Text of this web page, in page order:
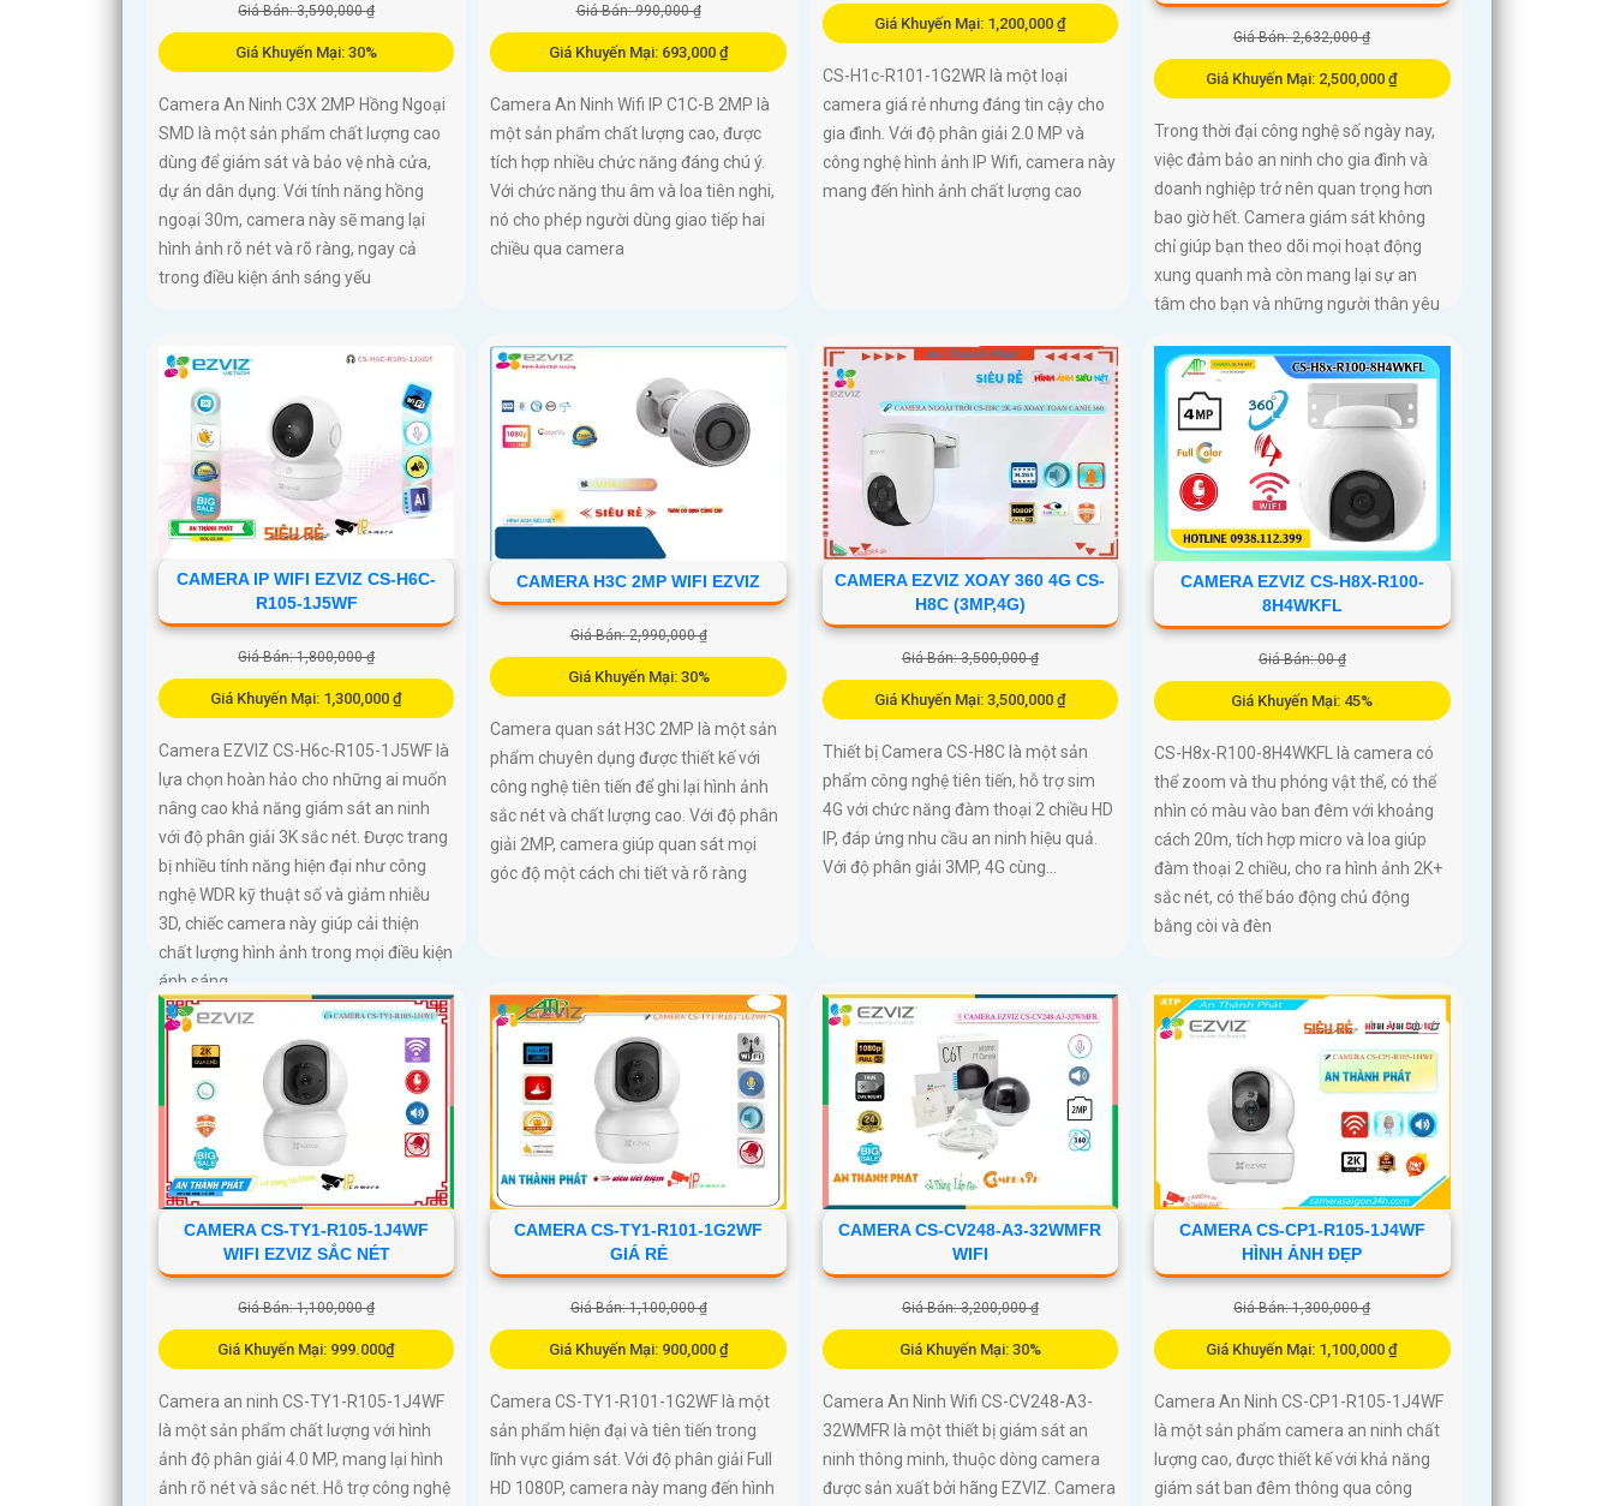
Giá Bán: 3,590,000 ₫
Giá Khuyến Mại: 30%
Camera An Ninh C3X 2MP Hồng Ngoại
SMD là một sản phẩm chất lượng cao
dùng để giám sát và bảo vệ nhà cửa,
dự án dân dụng. Với tính năng hồng
ngoại 30m, camera này sẽ mang lại
hình ảnh rõ nét và rõ ràng, ngay cả
trong điều kiện ánh sáng yếu
Giá Bán: 990,000 ₫
Giá Khuyến Mại: 693,000 ₫
Camera An Ninh Wifi IP C1C-B 2MP là
một sản phẩm chất lượng cao, được
tích hợp nhiều chức năng đáng chú ý.
Với chức năng thu âm và loa tiên nghi,
nó cho phép người dùng giao tiếp hai
chiều qua camera
Giá Khuyến Mại: 1,200,000 ₫
CS-H1c-R101-1G2WR là một loại
camera giá rẻ nhưng đáng tin cậy cho
gia đình. Với độ phân giải 2.0 MP và
công nghệ hình ảnh IP Wifi, camera này
mang đến hình ảnh chất lượng cao
Giá Bán: 2,632,000 ₫
Giá Khuyến Mại: 2,500,000 ₫
Trong thời đại công nghệ số ngày nay,
việc đảm bảo an ninh cho gia đình và
doanh nghiệp trở nên quan trọng hơn
bao giờ hết. Camera giám sát không
chỉ giúp bạn theo dõi mọi hoạt động
xung quanh mà còn mang lại sự an
tâm cho bạn và những người thân yêu
CAMERA IP WIFI EZVIZ CS-H6C-
R105-1J5WF
Giá Bán: 1,800,000 ₫
Giá Khuyến Mại: 1,300,000 ₫
Camera EZVIZ CS-H6c-R105-1J5WF là
lựa chọn hoàn hảo cho những ai muốn
nâng cao khả năng giám sát an ninh
với độ phân giải 3K sắc nét. Được trang
bị nhiều tính năng hiện đại như công
nghệ WDR kỹ thuật số và giảm nhiễu
3D, chiếc camera này giúp cải thiện
chất lượng hình ảnh trong mọi điều kiện
ánh sáng
CAMERA H3C 2MP WIFI EZVIZ
Giá Bán: 2,990,000 ₫
Giá Khuyến Mại: 30%
Camera quan sát H3C 2MP là một sản
phẩm chuyên dụng được thiết kế với
công nghệ tiên tiến để ghi lại hình ảnh
sắc nét và chất lượng cao. Với độ phân
giải 2MP, camera giúp quan sát mọi
góc độ một cách chi tiết và rõ ràng
CAMERA EZVIZ XOAY 360 4G CS-
H8C (3MP,4G)
Giá Bán: 3,500,000 ₫
Giá Khuyến Mại: 3,500,000 ₫
Thiết bị Camera CS-H8C là một sản
phẩm công nghệ tiên tiến, hỗ trợ sim
4G với chức năng đàm thoại 2 chiều HD
IP, đáp ứng nhu cầu an ninh hiệu quả.
Với độ phân giải 3MP, 4G cùng...
CAMERA EZVIZ CS-H8X-R100-
8H4WKFL
Giá Bán: 00 ₫
Giá Khuyến Mại: 45%
CS-H8x-R100-8H4WKFL là camera có
thể zoom và thu phóng vật thể, có thể
nhìn có màu vào ban đêm với khoảng
cách 20m, tích hợp micro và loa giúp
đàm thoại 2 chiều, cho ra hình ảnh 2K+
sắc nét, có thể báo động chủ động
bằng còi và đèn
CAMERA CS-TY1-R105-1J4WF
WIFI EZVIZ SẮC NÉT
Giá Bán: 1,100,000 ₫
Giá Khuyến Mại: 999.000₫
Camera an ninh CS-TY1-R105-1J4WF
là một sản phẩm chất lượng với hình
ảnh độ phân giải 4.0 MP, mang lại hình
ảnh rõ nét và sắc nét. Hỗ trợ công nghệ
CAMERA CS-TY1-R101-1G2WF
GIÁ RẺ
Giá Bán: 1,100,000 ₫
Giá Khuyến Mại: 900,000 ₫
Camera CS-TY1-R101-1G2WF là một
sản phẩm hiện đại và tiên tiến trong
lĩnh vực giám sát. Với độ phân giải Full
HD 1080P, camera này mang đến hình
CAMERA CS-CV248-A3-32WMFR
WIFI
Giá Bán: 3,200,000 ₫
Giá Khuyến Mại: 30%
Camera An Ninh Wifi CS-CV248-A3-
32WMFR là một thiết bị giám sát an
ninh thông minh, thuộc dòng camera
được sản xuất bởi hãng EZVIZ. Camera
CAMERA CS-CP1-R105-1J4WF
HÌNH ẢNH ĐẸP
Giá Bán: 1,300,000 ₫
Giá Khuyến Mại: 1,100,000 ₫
Camera An Ninh CS-CP1-R105-1J4WF
là một sản phẩm camera an ninh chất
lượng cao, được thiết kế với khả năng
giám sát ban đêm thông qua công